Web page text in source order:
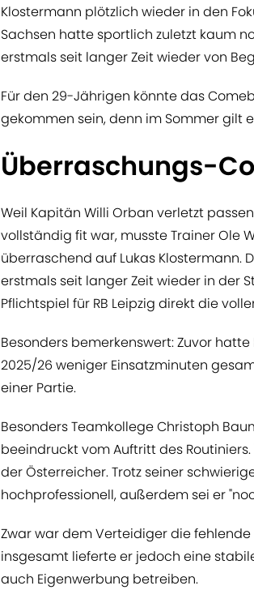
Klostermann plötzlich wieder in den
Sachsen hatte sportlich zuletzt kaum
erstmals seit langer Zeit wieder von
Für den 29-Jährigen könnte das
gekommen sein, denn im Sommer gilt
Überraschungs-
Weil Kapitän Willi Orban verletzt
vollständig fit war, musste Trainer Ole
überraschend auf Lukas Klostermann.
erstmals seit langer Zeit wieder in der
Pflichtspiel für RB Leipzig direkt die
Besonders bemerkenswert: Zuvor
2025/26 weniger Einsatzminuten
einer Partie.
Besonders Teamkollege Christoph
beeindruckt vom Auftritt des
der Österreicher. Trotz seiner
hochprofessionell, außerdem sei er
Zwar war dem Verteidiger die
insgesamt lieferte er jedoch eine
auch Eigenwerbung betreiben.